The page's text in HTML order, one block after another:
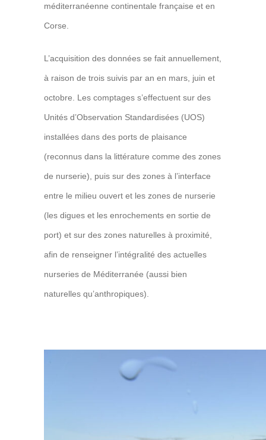
méditerranéenne continentale française et en
Corse.
L’acquisition des données se fait annuellement,
à raison de trois suivis par an en mars, juin et
octobre. Les comptages s’effectuent sur des
Unités d’Observation Standardisées (UOS)
installées dans des ports de plaisance
(reconnus dans la littérature comme des zones
de nurserie), puis sur des zones à l’interface
entre le milieu ouvert et les zones de nurserie
(les digues et les enrochements en sortie de
port) et sur des zones naturelles à proximité,
afin de renseigner l’intégralité des actuelles
nurseries de Méditerranée (aussi bien
naturelles qu’anthropiques).